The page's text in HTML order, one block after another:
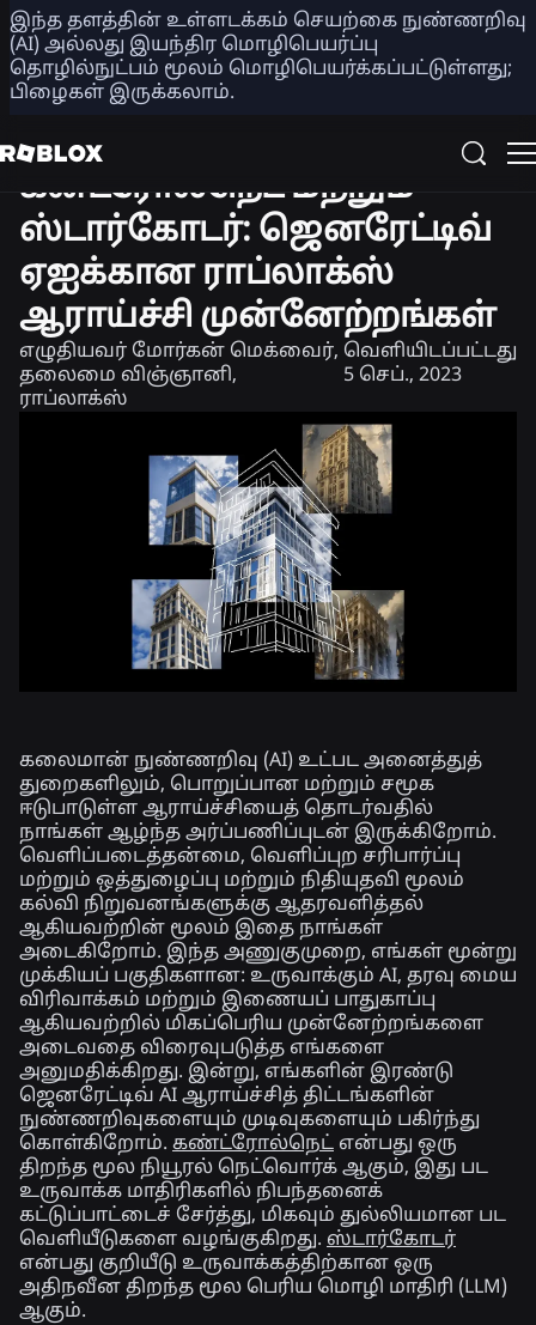
இந்த தளத்தின் உள்ளடக்கம் செயற்கை நுண்ணறிவு
(AI) அல்லது இயந்திர மொழிபெயர்ப்பு
தொழில்நுட்பம் மூலம் மொழிபெயர்க்கப்பட்டுள்ளது;
பிழைகள் இருக்கலாம்.
பகிர்
பொறியியல்
கன்ட்ரோல்நெட் மற்றும்
ஸ்டார்கோடர்: ஜெனரேட்டிவ்
ஏஐக்கான ராப்லாக்ஸ்
ஆராய்ச்சி முன்னேற்றங்கள்
எழுதியவர் மோர்கன் மெக்வைர்,
தலைமை விஞ்ஞானி,
ராப்லாக்ஸ்
வெளியிடப்பட்டது
5 செப்., 2023
கலைமான் நுண்ணறிவு (AI) உட்பட அனைத்துத்
துறைகளிலும், பொறுப்பான மற்றும் சமூக
ஈடுபாடுள்ள ஆராய்ச்சியைத் தொடர்வதில்
நாங்கள் ஆழ்ந்த அர்ப்பணிப்புடன் இருக்கிறோம்.
வெளிப்படைத்தன்மை, வெளிப்புற சரிபார்ப்பு
மற்றும் ஒத்துழைப்பு மற்றும் நிதியுதவி மூலம்
கல்வி நிறுவனங்களுக்கு ஆதரவளித்தல்
ஆகியவற்றின் மூலம் இதை நாங்கள்
அடைகிறோம். இந்த அணுகுமுறை, எங்கள் மூன்று
முக்கியப் பகுதிகளான: உருவாக்கும் AI, தரவு மைய
விரிவாக்கம் மற்றும் இணையப் பாதுகாப்பு
ஆகியவற்றில் மிகப்பெரிய முன்னேற்றங்களை
அடைவதை விரைவுபடுத்த எங்களை
அனுமதிக்கிறது. இன்று, எங்களின் இரண்டு
ஜெனரேட்டிவ் AI ஆராய்ச்சித் திட்டங்களின்
நுண்ணறிவுகளையும் முடிவுகளையும் பகிர்ந்து
கொள்கிறோம். கண்ட்ரோல்நெட் என்பது ஒரு
திறந்த மூல நியூரல் நெட்வொர்க் ஆகும், இது பட
உருவாக்க மாதிரிகளில் நிபந்தனைக்
கட்டுப்பாட்டைச் சேர்த்து, மிகவும் துல்லியமான பட
வெளியீடுகளை வழங்குகிறது. ஸ்டார்கோடர்
என்பது குறியீடு உருவாக்கத்திற்கான ஒரு
அதிநவீன திறந்த மூல பெரிய மொழி மாதிரி (LLM)
ஆகும்.